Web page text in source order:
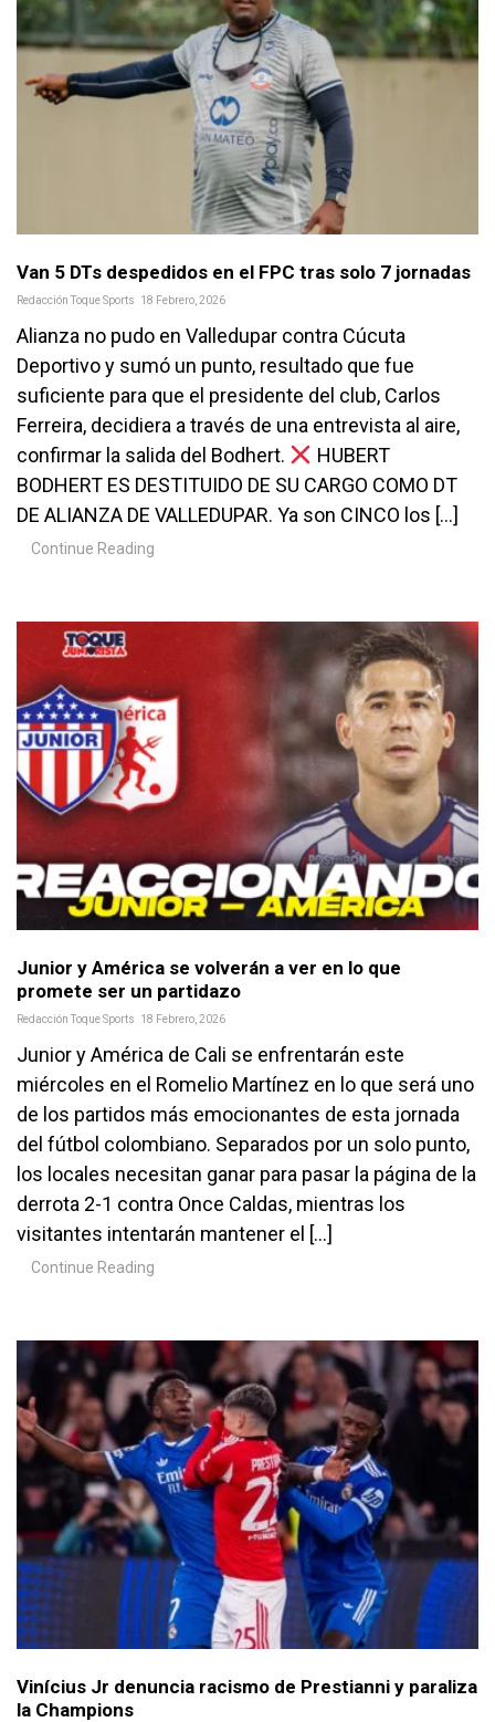
Van 5 DTs despedidos en el FPC tras solo 7 jornadas
Redacción Toque Sports 18 Febrero, 2026
Alianza no pudo en Valledupar contra Cúcuta
Deportivo y sumó un punto, resultado que fue
suficiente para que el presidente del club, Carlos
Ferreira, decidiera a través de una entrevista al aire,
confirmar la salida del Bodhert.
HUBERT
BODHERT ES DESTITUIDO DE SU CARGO COMO DT
DE ALIANZA DE VALLEDUPAR. Ya son CINCO los […]
Continue Reading
Junior y América se volverán a ver en lo que
promete ser un partidazo
Redacción Toque Sports 18 Febrero, 2026
Junior y América de Cali se enfrentarán este
miércoles en el Romelio Martínez en lo que será uno
de los partidos más emocionantes de esta jornada
del fútbol colombiano. Separados por un solo punto,
los locales necesitan ganar para pasar la página de la
derrota 2-1 contra Once Caldas, mientras los
visitantes intentarán mantener el […]
Continue Reading
Vinícius Jr denuncia racismo de Prestianni y paraliza
la Champions